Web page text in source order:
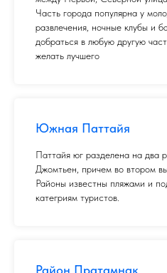
Часть города популярна у
развлечения, ночные клубы и
добраться в любую другую
желать лучшего
Южная Паттайя
Паттайя юг разделена на два
Джомтьен, причем во втором
Районы известны пляжами и
категриям туристов.
Район Пратамнак